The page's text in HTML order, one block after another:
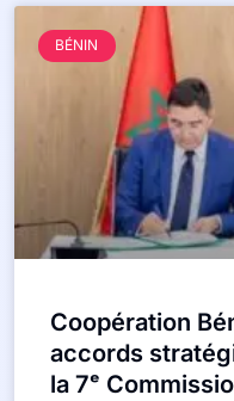
BÉNIN
Coopération
accords
la 7ᵉ